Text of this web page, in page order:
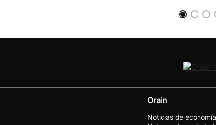
Orain
Noticias de economía